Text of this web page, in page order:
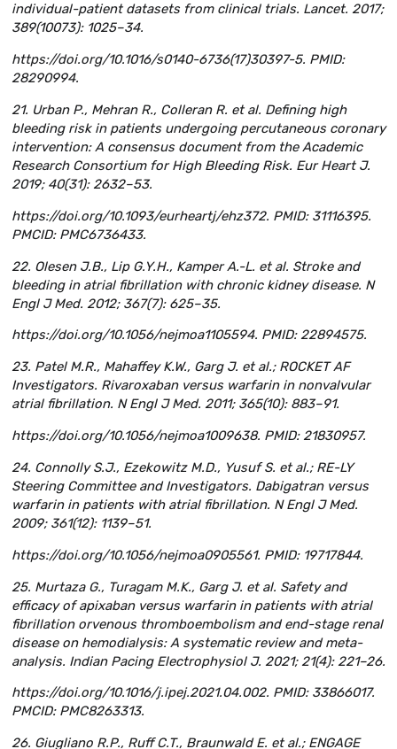
individual-patient datasets from clinical trials. Lancet. 2017;
389(10073): 1025–34.
https://doi.org/10.1016/s0140-6736(17)30397-5. PMID:
28290994.
21. Urban P., Mehran R., Colleran R. et al. Defining high
bleeding risk in patients undergoing percutaneous coronary
intervention: A consensus document from the Academic
Research Consortium for High Bleeding Risk. Eur Heart J.
2019; 40(31): 2632–53.
https://doi.org/10.1093/eurheartj/ehz372. PMID: 31116395.
PMCID: PMC6736433.
22. Olesen J.B., Lip G.Y.H., Kamper A.-L. et al. Stroke and
bleeding in atrial fibrillation with chronic kidney disease. N
Engl J Med. 2012; 367(7): 625–35.
https://doi.org/10.1056/nejmoa1105594. PMID: 22894575.
23. Patel M.R., Mahaffey K.W., Garg J. et al.; ROCKET AF
Investigators. Rivaroxaban versus warfarin in nonvalvular
atrial fibrillation. N Engl J Med. 2011; 365(10): 883–91.
https://doi.org/10.1056/nejmoa1009638. PMID: 21830957.
24. Connolly S.J., Ezekowitz M.D., Yusuf S. et al.; RE-LY
Steering Committee and Investigators. Dabigatran versus
warfarin in patients with atrial fibrillation. N Engl J Med.
2009; 361(12): 1139–51.
https://doi.org/10.1056/nejmoa0905561. PMID: 19717844.
25. Murtaza G., Turagam M.K., Garg J. et al. Safety and
efficacy of apixaban versus warfarin in patients with atrial
fibrillation orvenous thromboembolism and end-stage renal
disease on hemodialysis: A systematic review and meta-
analysis. Indian Pacing Electrophysiol J. 2021; 21(4): 221–26.
https://doi.org/10.1016/j.ipej.2021.04.002. PMID: 33866017.
PMCID: PMC8263313.
26. Giugliano R.P., Ruff C.T., Braunwald E. et al.; ENGAGE